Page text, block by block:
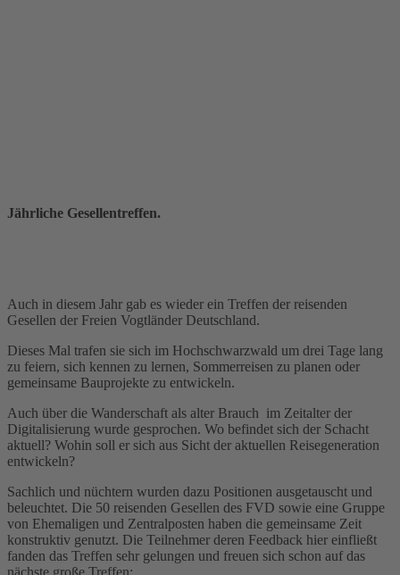
Jährliche Gesellentreffen.
Auch in diesem Jahr gab es wieder ein Treffen der reisenden
Gesellen der Freien Vogtländer Deutschland.
Dieses Mal trafen sie sich im Hochschwarzwald um drei Tage lang
zu feiern, sich kennen zu lernen, Sommerreisen zu planen oder
gemeinsame Bauprojekte zu entwickeln.
Auch über die Wanderschaft als alter Brauch im Zeitalter der
Digitalisierung wurde gesprochen. Wo befindet sich der Schacht
aktuell? Wohin soll er sich aus Sicht der aktuellen Reisegeneration
entwickeln?
Sachlich und nüchtern wurden dazu Positionen ausgetauscht und
beleuchtet. Die 50 reisenden Gesellen des FVD sowie eine Gruppe
von Ehemaligen und Zentralposten haben die gemeinsame Zeit
konstruktiv genutzt. Die Teilnehmer deren Feedback hier einfließt
fanden das Treffen sehr gelungen und freuen sich schon auf das
nächste große Treffen: